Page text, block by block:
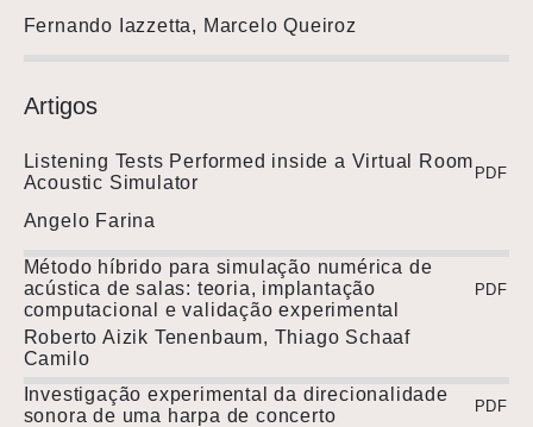
Fernando Iazzetta, Marcelo Queiroz
Artigos
Listening Tests Performed inside a Virtual Room
Acoustic Simulator
PDF
Angelo Farina
Método híbrido para simulação numérica de
acústica de salas: teoria, implantação
computacional e validação experimental
PDF
Roberto Aizik Tenenbaum, Thiago Schaaf
Camilo
Investigação experimental da direcionalidade
sonora de uma harpa de concerto
PDF